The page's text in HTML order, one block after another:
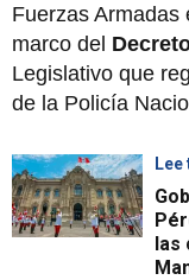
Fuerzas Armadas
marco del
Legislativo que
de la Policía
las